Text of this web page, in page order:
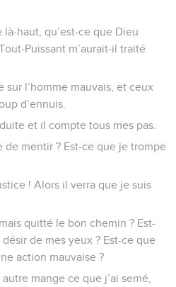
haut, qu’est-ce que Dieu
Puissant m’aurait-il traité
l’homme mauvais, et ceux
d’ennuis.
et il compte tous mes pas.
de mentir ? Est-ce que je trompe
! Alors il verra que je suis
quitté le bon chemin ? Est-
de mes yeux ? Est-ce que
action mauvaise ?
autre mange ce que j’ai semé,